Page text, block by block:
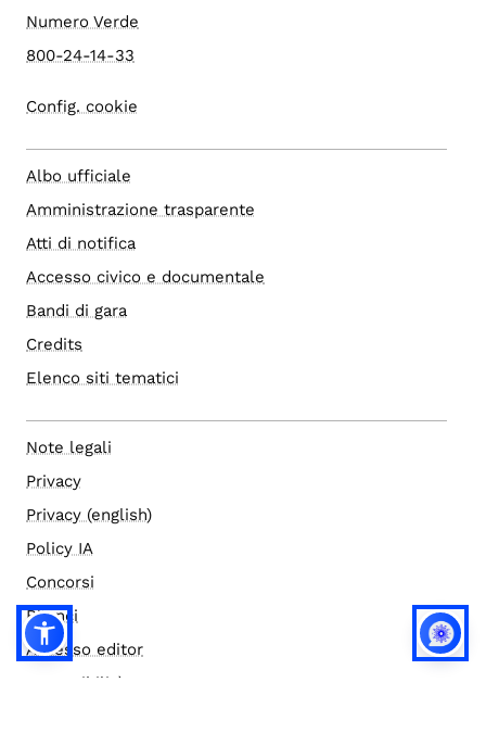
Numero Verde
800-24-14-33
Config. cookie
Albo ufficiale
Amministrazione trasparente
Atti di notifica
Accesso civico e documentale
Bandi di gara
Credits
Elenco siti tematici
Note legali
Privacy
Privacy (english)
Policy IA
Concorsi
Bilanci
Accesso editor
Accessibilità